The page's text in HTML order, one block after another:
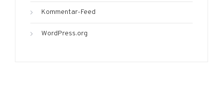
Kommentar-Feed
WordPress.org